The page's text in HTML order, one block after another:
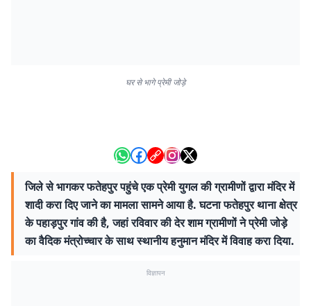
घर से भागे प्रेमी जोड़े
जिले से भागकर फतेहपुर पहुंचे एक प्रेमी युगल की ग्रामीणों द्वारा मंदिर में
शादी करा दिए जाने का मामला सामने आया है. घटना फतेहपुर थाना क्षेत्र
के पहाड़पुर गांव की है, जहां रविवार की देर शाम ग्रामीणों ने प्रेमी जोड़े
का वैदिक मंत्रोच्चार के साथ स्थानीय हनुमान मंदिर में विवाह करा दिया.
विज्ञापन